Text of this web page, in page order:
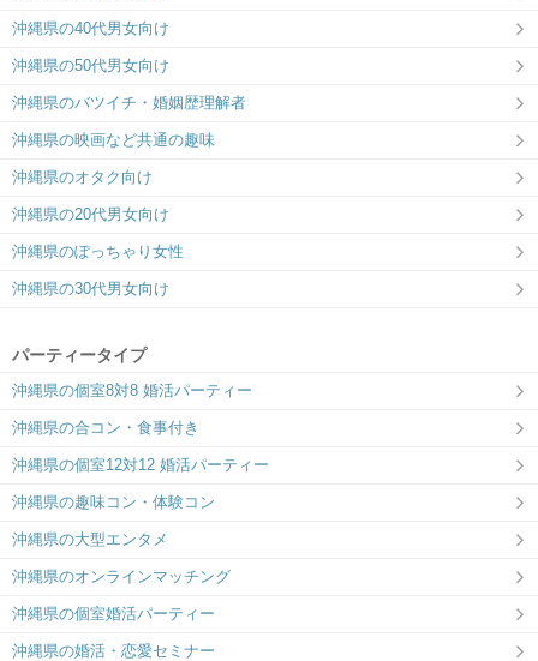
沖縄県の40代男女向け
沖縄県の50代男女向け
沖縄県のバツイチ・婚姻歴理解者
沖縄県の映画など共通の趣味
沖縄県のオタク向け
沖縄県の20代男女向け
沖縄県のぽっちゃり女性
沖縄県の30代男女向け
パーティータイプ
沖縄県の個室8対8 婚活パーティー
沖縄県の合コン・食事付き
沖縄県の個室12対12 婚活パーティー
沖縄県の趣味コン・体験コン
沖縄県の大型エンタメ
沖縄県のオンラインマッチング
沖縄県の個室婚活パーティー
沖縄県の婚活・恋愛セミナー